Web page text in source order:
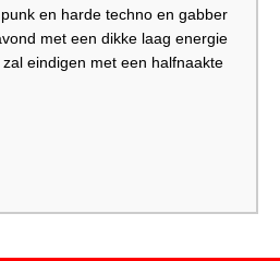
en harde techno en gabber
met een dikke laag energie
eindigen met een halfnaakte